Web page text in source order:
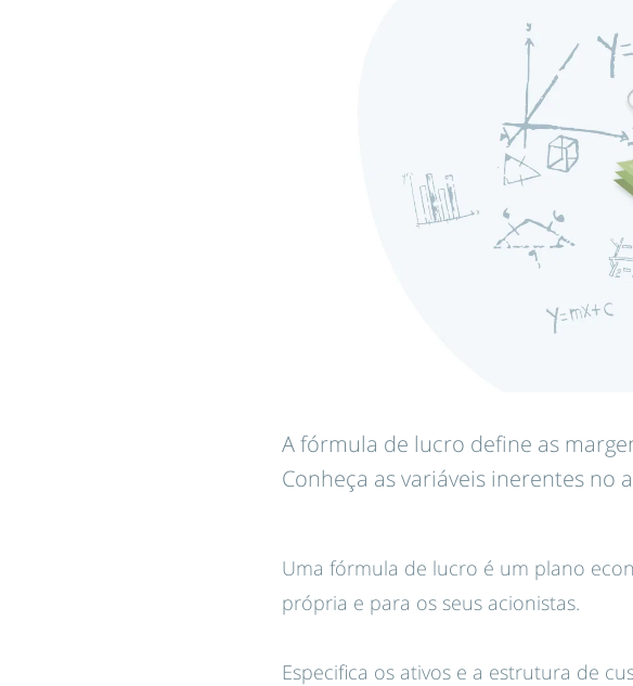
A fórmula de lucro define as
Conheça as variáveis inerentes no
Uma fórmula de lucro é um plano
própria e para os seus acionistas.
Especifica os ativos e a estrutura de